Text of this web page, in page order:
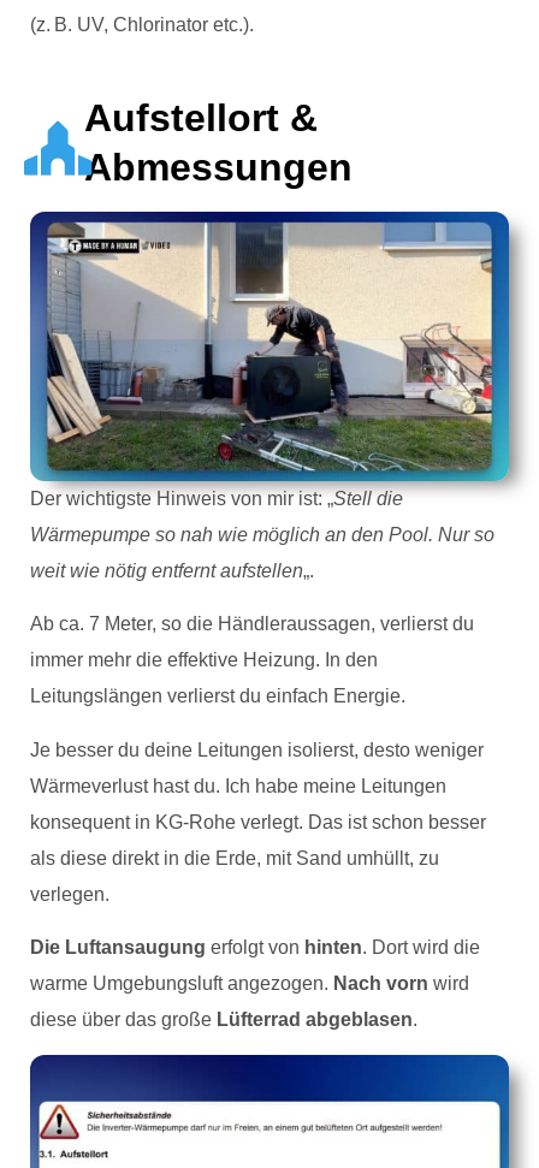
(z. B. UV, Chlorinator etc.).
Aufstellort &
Abmessungen
Der wichtigste Hinweis von mir ist: „Stell die
Wärmepumpe so nah wie möglich an den Pool. Nur so
weit wie nötig entfernt aufstellen„.
Ab ca. 7 Meter, so die Händleraussagen, verlierst du
immer mehr die effektive Heizung. In den
Leitungslängen verlierst du einfach Energie.
Je besser du deine Leitungen isolierst, desto weniger
Wärmeverlust hast du. Ich habe meine Leitungen
konsequent in KG-Rohe verlegt. Das ist schon besser
als diese direkt in die Erde, mit Sand umhüllt, zu
verlegen.
Die Luftansaugung erfolgt von hinten. Dort wird die
warme Umgebungsluft angezogen. Nach vorn wird
diese über das große Lüfterrad abgeblasen.